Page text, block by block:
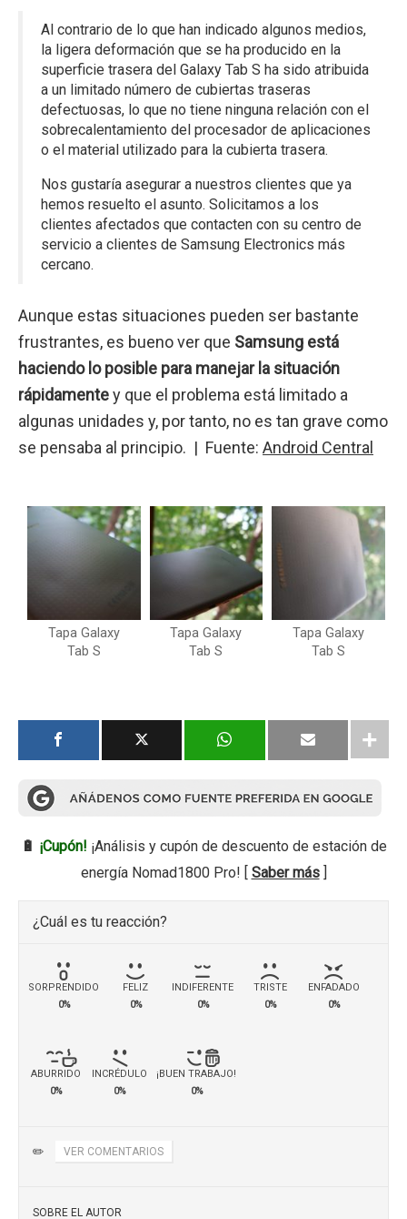
Al contrario de lo que han indicado algunos medios,
la ligera deformación que se ha producido en la
superficie trasera del Galaxy Tab S ha sido atribuida
a un limitado número de cubiertas traseras
defectuosas, lo que no tiene ninguna relación con el
sobrecalentamiento del procesador de aplicaciones
o el material utilizado para la cubierta trasera.
Nos gustaría asegurar a nuestros clientes que ya
hemos resuelto el asunto. Solicitamos a los
clientes afectados que contacten con su centro de
servicio a clientes de Samsung Electronics más
cercano.
Aunque estas situaciones pueden ser bastante
frustrantes, es bueno ver que Samsung está
haciendo lo posible para manejar la situación
rápidamentey que el problema está limitado a
algunas unidades y, por tanto, no es tan grave como
se pensaba al principio. | Fuente: Android Central
Tapa Galaxy
Tab S
Tapa Galaxy
Tab S
Tapa Galaxy
Tab S
🔋 ¡Cupón! ¡Análisis y cupón de descuento de estación de
energía Nomad1800 Pro! [ Saber más]
¿Cuál es tu reacción?
SORPRENDIDO
0%
FELIZ
0%
INDIFERENTE
0%
TRISTE
0%
ENFADADO
0%
ABURRIDO
0%
INCRÉDULO
0%
¡BUEN TRABAJO!
0%
✏️ VER COMENTARIOS
SOBRE EL AUTOR